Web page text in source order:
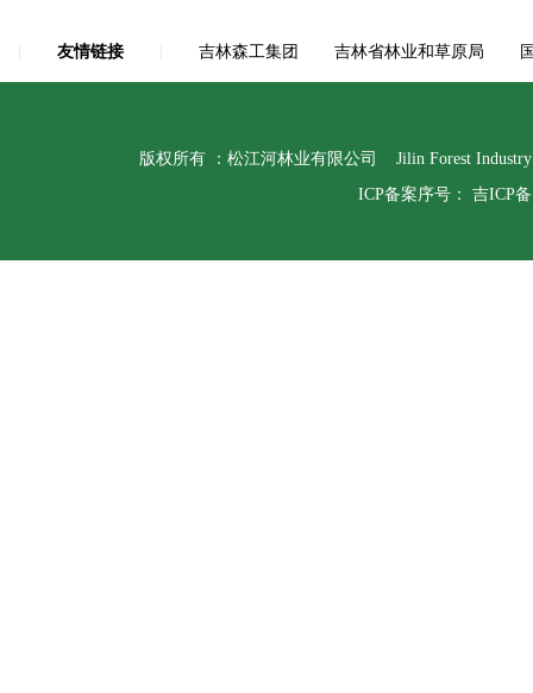
友情链接 吉林森工集团 吉林省林业和草原局
版权所有 ：松江河林业有限公司 Jilin Forest
ICP备案序号： 吉ICP